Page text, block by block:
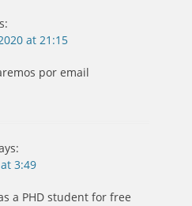
at 21:15
por email
3:49
a PHD student for free